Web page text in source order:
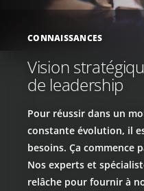
CONNAISSANCES
Vision
de leadership
Pour réussir dans un
constante évolution, il
besoins. Ça commence
Nos experts et
relâche pour fournir à